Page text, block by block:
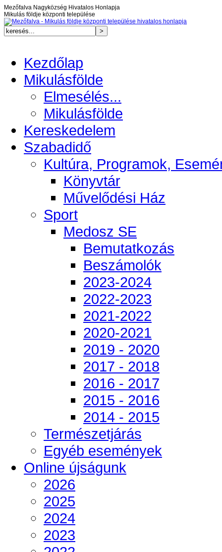
Mezőfalva Nagyközség Hivatalos Honlapja
Mikulás földje központi települése
Kezdőlap
Mikulásfölde
Elmesélés...
Mikulásfölde
Kereskedelem
Szabadidő
Kultúra, Programok,
Könyvtár
Művelődési Ház
Sport
Medosz SE
Bemutatkozás
Beszámolók
2023-2024
2022-2023
2021-2022
2020-2021
2019 - 2020
2017 - 2018
2016 - 2017
2015 - 2016
2014 - 2015
Természetjárás
Egyéb események
Online újságunk
2026
2025
2024
2023